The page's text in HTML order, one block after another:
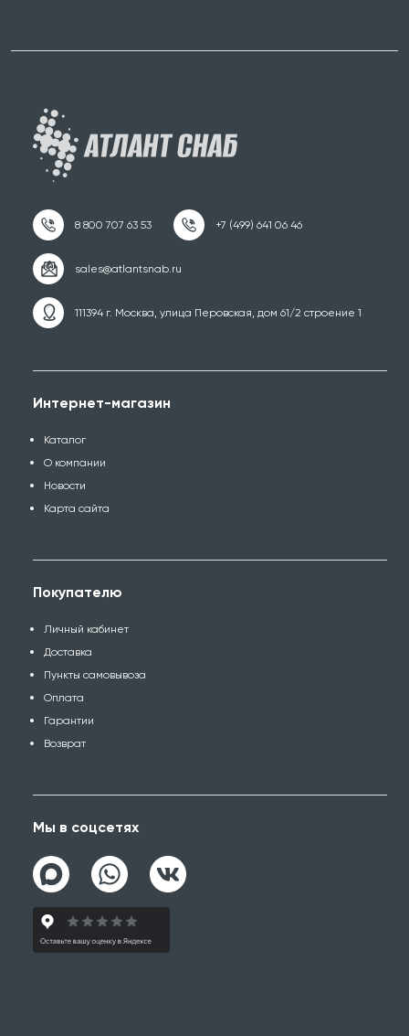
111394 г. Москва, улица Перовская, дом 61/2 строение 1
Интернет-магазин
Каталог
О компании
Новости
Карта сайта
Покупателю
Личный кабинет
Доставка
Пункты самовывоза
Оплата
Гарантии
Возврат
Мы в соцсетях